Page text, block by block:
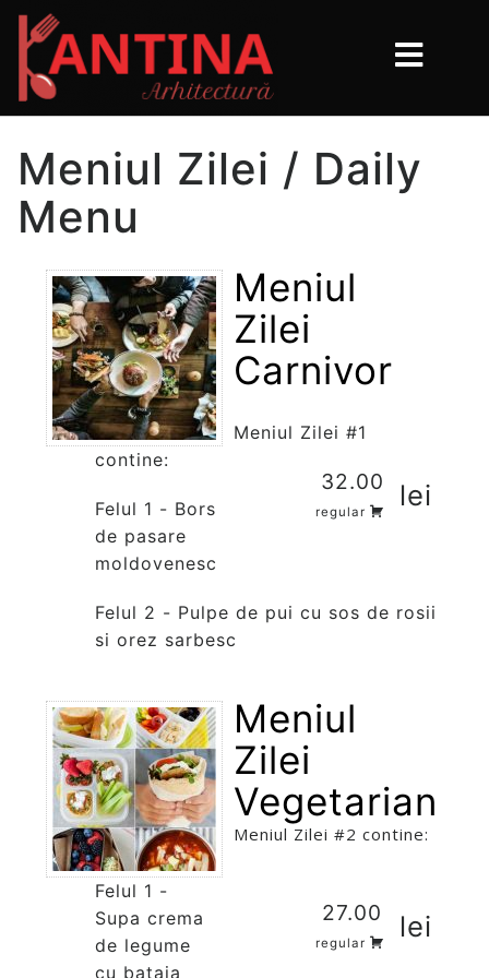
Meniul Zilei / Daily
Menu
Meniul
Zilei
Carnivor
32.00
regular lei
Meniul Zilei #1
contine:
Felul 1 - Bors
de pasare
moldovenesc
Felul 2 - Pulpe de pui cu sos de rosii
si orez sarbesc
Meniul
Zilei
Vegetarian
27.00
regular lei
Meniul Zilei #2 contine:
Felul 1 -
Supa crema
de legume
cu bataia